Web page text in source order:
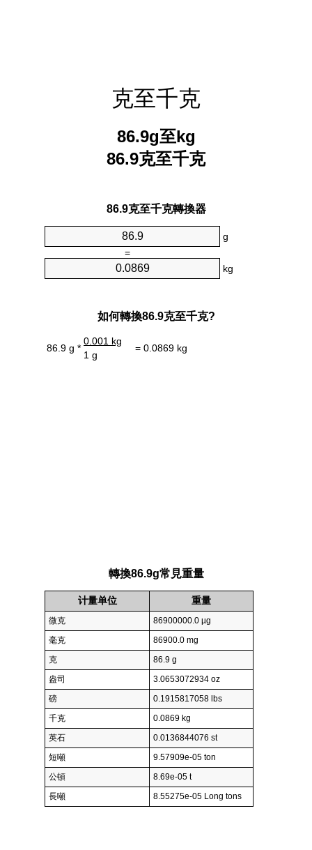
克至千克
86.9g至kg
86.9克至千克
86.9克至千克轉換器
g
=
kg
如何轉換86.9克至千克?
86.9 g *
0.001 kg
= 0.0869 kg
1 g
轉換86.9g常見重量
计量单位 重量
微克
86900000.0 µg
毫克
86900.0 mg
克
86.9 g
盎司
3.0653072934 oz
磅
0.1915817058 lbs
千克
0.0869 kg
英石
0.0136844076 st
短噸
9.57909e-05 ton
公頓
8.69e-05 t
長噸
8.55275e-05 Long tons